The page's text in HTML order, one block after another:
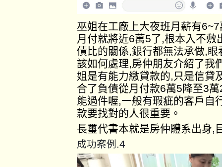
巫姐在工廠上大夜班月薪有
月付就將近6萬5了,根本入不
債比的關係,銀行都無法承做,
該如何處理,房仲朋友介紹了我
姐是有能力繳貸款的,只是信貸
合了負債從月付款6萬5降至3
能過件喔,一般有瑕疵的客戶自
款要找對的人很重要。
長璽代書本就是房仲體系出身,
成功案例.4